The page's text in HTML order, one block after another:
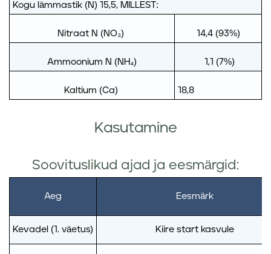
Kogu lämmastik (N) 15,5, MILLEST:
Nitraat N (NO₃) 14,4 (93%)
Ammoonium N (NH₄) 1,1 (7%)
Kaltium (Ca) 18,8
Kasutamine
Soovituslikud ajad ja eesmärgid:
Aeg Eesmärk
Kevadel (1. väetus) Kiire start kasvule